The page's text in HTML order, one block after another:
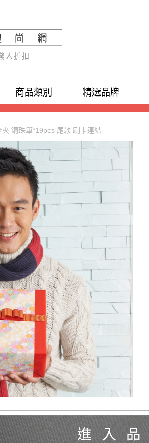
人折扣
商品類別 精選品牌
鋼珠筆*19pcs 尾款 刷卡連結